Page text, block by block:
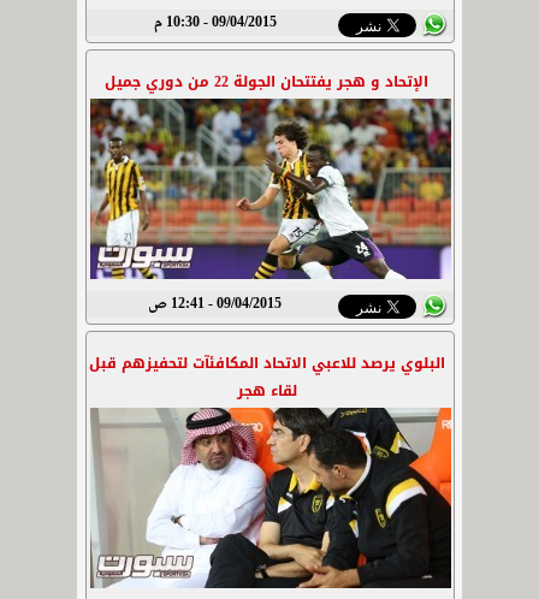
09/04/2015 - 10:30 م
الإتحاد و هجر يفتتحان الجولة 22 من دوري جميل
09/04/2015 - 12:41 ص
البلوي يرصد للاعبي الاتحاد المكافئآت لتحفيزهم قبل
لقاء هجر